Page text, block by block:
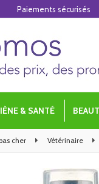
& SANTÉ
cher Vétérinaire
Paiements sécurisés